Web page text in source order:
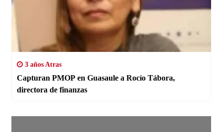
3 años Atras
Capturan PMOP en Guasaule a Rocío Tábora,
directora de finanzas